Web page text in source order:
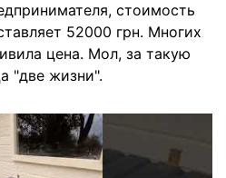
стоимость
52000 грн. Многих
цена. Мол, за такую
"две жизни".